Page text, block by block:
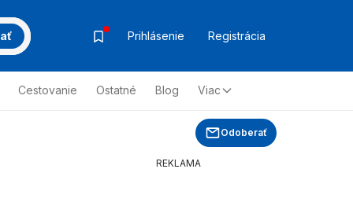
Prihlásenie Registrácia
Cestovanie Ostatné Blog Viac
Odoberať
REKLAMA